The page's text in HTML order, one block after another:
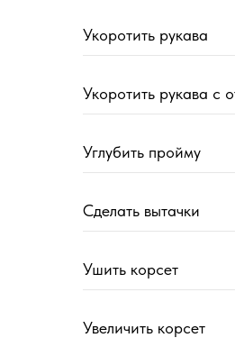
Укоротить рукава
Укоротить рукава с
Углубить пройму
Сделать вытачки
Ушить корсет
Увеличить корсет